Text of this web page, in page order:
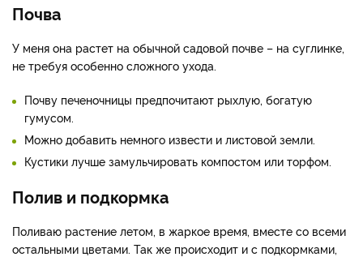
Почва
У меня она растет на обычной садовой почве – на суглинке,
не требуя особенно сложного ухода.
Почву печеночницы предпочитают рыхлую, богатую
гумусом.
Можно добавить немного извести и листовой земли.
Кустики лучше замульчировать компостом или торфом.
Полив и подкормка
Поливаю растение летом, в жаркое время, вместе со всеми
остальными цветами. Так же происходит и с подкормками,